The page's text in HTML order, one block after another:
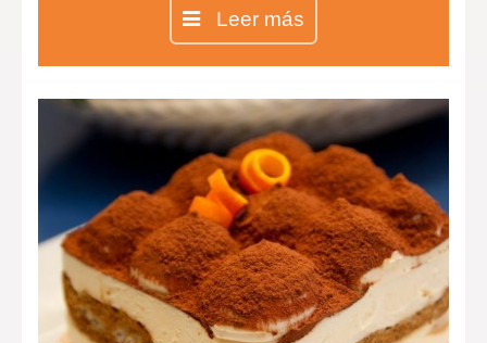
del día, pero sobre todo a la hora del
desayuno por el sabor tan intenso
que le proporciona la cáscara de
naranja.
Leer más